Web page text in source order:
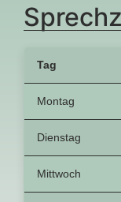
Tag
Montag
Dienstag
Mittwoch